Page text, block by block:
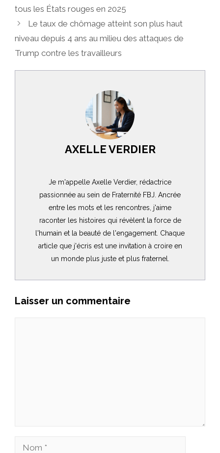
tous les États rouges en 2025
Le taux de chômage atteint son plus haut
niveau depuis 4 ans au milieu des attaques de
Trump contre les travailleurs
AXELLE VERDIER
Je m'appelle Axelle Verdier, rédactrice
passionnée au sein de Fraternité FBJ. Ancrée
entre les mots et les rencontres, j'aime
raconter les histoires qui révèlent la force de
l'humain et la beauté de l'engagement. Chaque
article que j'écris est une invitation à croire en
un monde plus juste et plus fraternel.
Laisser un commentaire
Nom